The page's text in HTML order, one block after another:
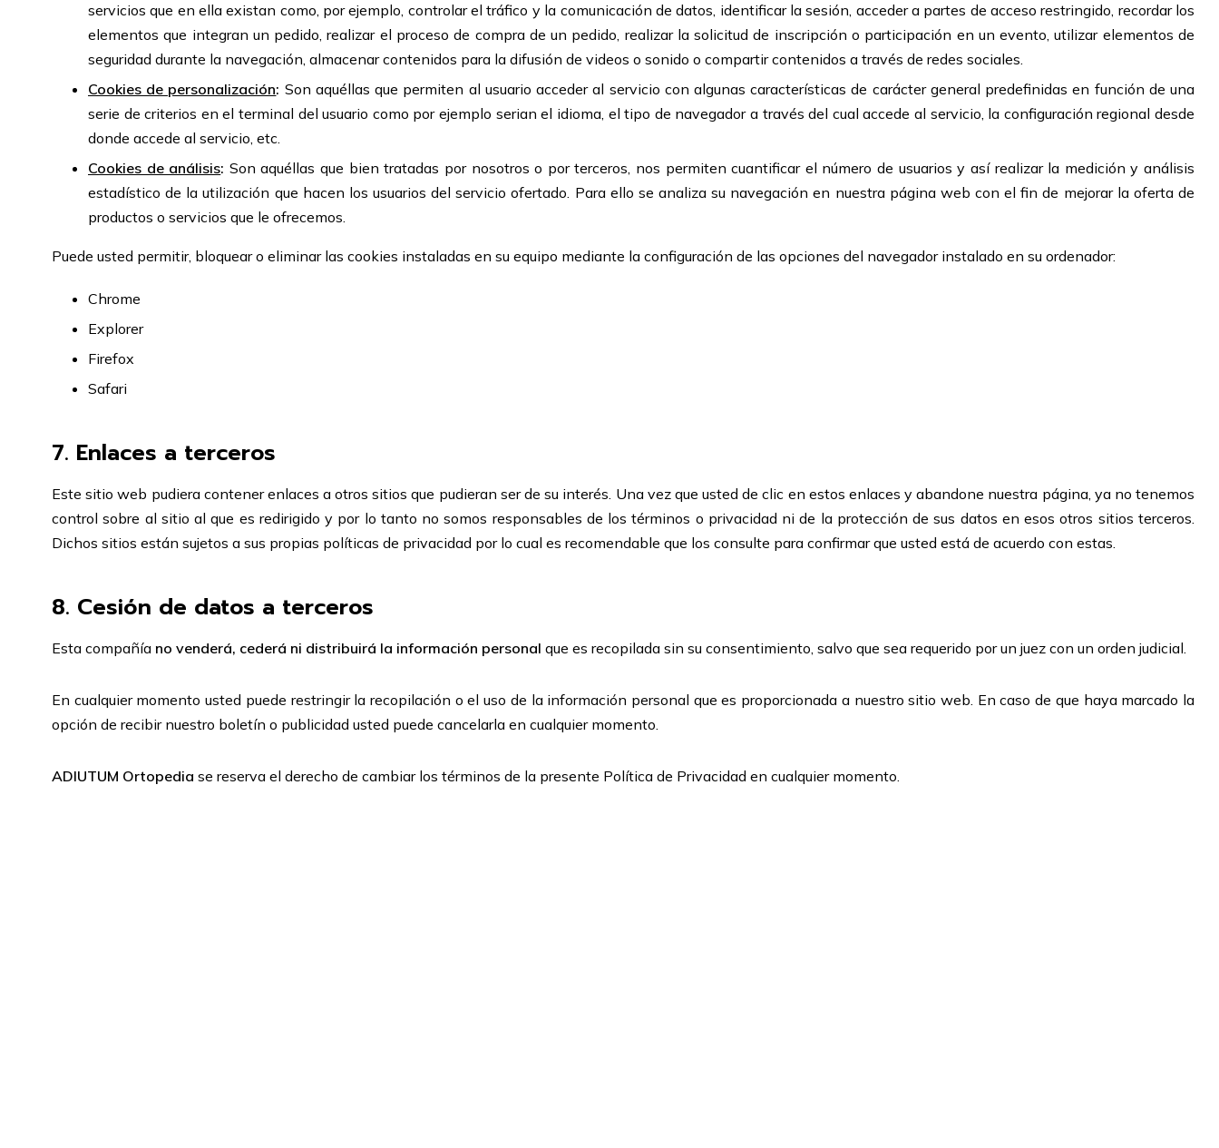
servicios que en ella existan como, por ejemplo, controlar el tráfico y la comunicación de datos, identificar la sesión, acceder a partes de acceso restringido, recordar los
elementos que integran un pedido, realizar el proceso de compra de un pedido, realizar la solicitud de inscripción o participación en un evento, utilizar elementos de
seguridad durante la navegación, almacenar contenidos para la difusión de videos o sonido o compartir contenidos a través de redes sociales.
Cookies de personalización: Son aquéllas que permiten al usuario acceder al servicio con algunas características de carácter general predefinidas en función de una
serie de criterios en el terminal del usuario como por ejemplo serian el idioma, el tipo de navegador a través del cual accede al servicio, la configuración regional desde
donde accede al servicio, etc.
Cookies de análisis: Son aquéllas que bien tratadas por nosotros o por terceros, nos permiten cuantificar el número de usuarios y así realizar la medición y análisis
estadístico de la utilización que hacen los usuarios del servicio ofertado. Para ello se analiza su navegación en nuestra página web con el fin de mejorar la oferta de
productos o servicios que le ofrecemos.
Puede usted permitir, bloquear o eliminar las cookies instaladas en su equipo mediante la configuración de las opciones del navegador instalado en su ordenador:
Chrome
Explorer
Firefox
Safari
7. Enlaces a terceros
Este sitio web pudiera contener enlaces a otros sitios que pudieran ser de su interés. Una vez que usted de clic en estos enlaces y abandone nuestra página, ya no tenemos
control sobre al sitio al que es redirigido y por lo tanto no somos responsables de los términos o privacidad ni de la protección de sus datos en esos otros sitios terceros.
Dichos sitios están sujetos a sus propias políticas de privacidad por lo cual es recomendable que los consulte para confirmar que usted está de acuerdo con estas.
8. Cesión de datos a terceros
Esta compañía no venderá, cederá ni distribuirá la información personal que es recopilada sin su consentimiento, salvo que sea requerido por un juez con un orden judicial.
En cualquier momento usted puede restringir la recopilación o el uso de la información personal que es proporcionada a nuestro sitio web. En caso de que haya marcado la
opción de recibir nuestro boletín o publicidad usted puede cancelarla en cualquier momento.
ADIUTUM Ortopedia se reserva el derecho de cambiar los términos de la presente Política de Privacidad en cualquier momento.